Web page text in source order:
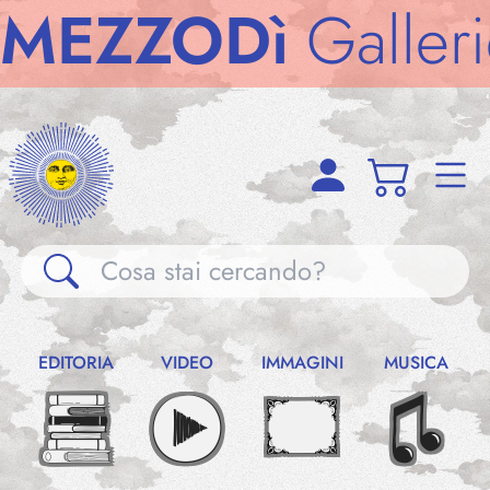
Gallerie
Gallerie
Notizie
EDITORIA VIDEO IMMAGINI MUSICA